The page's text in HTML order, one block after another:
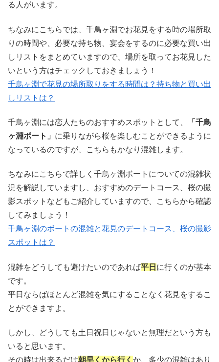
る人がいます。
ちなみにこちらでは、千鳥ヶ淵でお花見をする時の場所取
りの時間や、必要な持ち物、宴会をするのに必要な買い出
しリストをまとめていますので、場所を取ってお花見した
いという方はチェックしておきましょう！
千鳥ヶ淵で花見の場所取りをする時間は？持ち物と買い出
しリストは？
千鳥ヶ淵には恋人たちのおすすめスポットとして、
「千鳥
ヶ淵ボート」 に乗りながら桜を楽しむことができるように
なっているのですが、こちらもかなり混雑します。
ちなみにこちらで詳しく千鳥ヶ淵ボートについての混雑状
況を解説していますし、おすすめのデートコース、桜の撮
影スポットなどもご紹介していますので、こちらから確認
してみましょう！
千鳥ヶ淵のボートの混雑と花見のデートコース、桜の撮影
スポットは？
混雑をどうしても避けたいのであれば平日 に行くのが基本
です。
平日ならばほとんど混雑を気にすることなく花見をするこ
とができますよ。
しかし、どうしても土日祝日じゃないと無理だという方も
いると思います。
その時は出来るだけ朝早くから行く か、多少の混雑はあり